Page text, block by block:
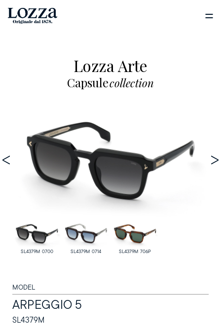
Lozza Arte
Capsulecollection
SL4379M 0700 SL4379M 0714 SL4379M 706P
MODEL
ARPEGGIO 5
SL4379M